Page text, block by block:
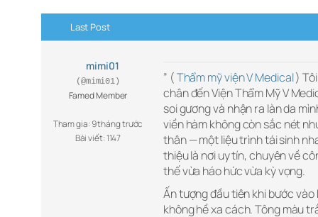
Last Post
mimi01
(@mimi01)
Famed Member
Tham gia: 9 tháng trước
Bài viết: 1147
” (Thẩm mỹ viện V Medical)
chân đến Viện Thẩm Mỹ V
soi gương và nhận ra làn da
viền hàm không còn sắc nét
thân — một liệu trình tái sinh
thiệu là nơi uy tín, chuyên về
thế vừa háo hức vừa kỳ vọng.
Ấn tượng đầu tiên khi bước
không hề xa cách. Tông màu